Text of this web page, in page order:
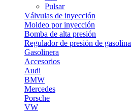
Pulsar
Válvulas de inyección
Moldeo por inyección
Bomba de alta presión
Regulador de presión de gasolina
Gasolinera
Accesorios
Audi
BMW
Mercedes
Porsche
VW